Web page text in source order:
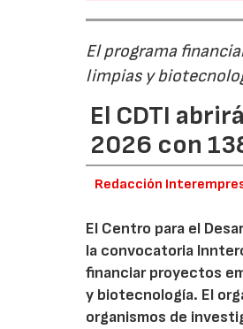
El programa
limpias y
El CDTI
2026 con
Redacción
El Centro para el
la convocatoria
financiar proyectos
y biotecnología. El
organismos de